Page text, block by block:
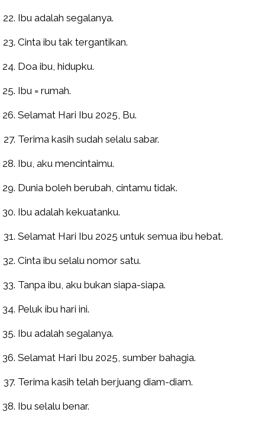
Ibu adalah segalanya.
Cinta ibu tak tergantikan.
Doa ibu, hidupku.
Ibu = rumah.
Selamat Hari Ibu 2025, Bu.
Terima kasih sudah selalu sabar.
Ibu, aku mencintaimu.
Dunia boleh berubah, cintamu tidak.
Ibu adalah kekuatanku.
Selamat Hari Ibu 2025 untuk semua ibu hebat.
Cinta ibu selalu nomor satu.
Tanpa ibu, aku bukan siapa-siapa.
Peluk ibu hari ini.
Ibu adalah segalanya.
Selamat Hari Ibu 2025, sumber bahagia.
Terima kasih telah berjuang diam-diam.
Ibu selalu benar.